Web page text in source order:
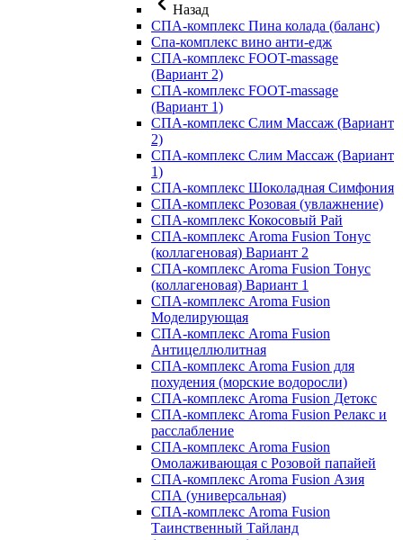
Назад
СПА-комплекс Пина колада (баланс)
Cпа-комплекс вино анти-едж
СПА-комплекс FOOT-massage
(Вариант 2)
СПА-комплекс FOOT-massage
(Вариант 1)
СПА-комплекс Слим Массаж (Вариант
2)
СПА-комплекс Слим Массаж (Вариант
1)
СПА-комплекс Шоколадная Симфония
СПА-комплекс Розовая (увлажнение)
СПА-комплекс Кокосовый Рай
СПА-комплекс Aroma Fusion Тонус
(коллагеновая) Вариант 2
СПА-комплекс Aroma Fusion Тонус
(коллагеновая) Вариант 1
СПА-комплекс Aroma Fusion
Моделирующая
СПА-комплекс Aroma Fusion
Антицеллюлитная
СПА-комплекс Aroma Fusion для
похудения (морские водоросли)
СПА-комплекс Aroma Fusion Детокс
СПА-комплекс Aroma Fusion Релакс и
расслабление
СПА-комплекс Aroma Fusion
Омолаживающая с Розовой папайей
СПА-комплекс Aroma Fusion Азия
СПА (универсальная)
СПА-комплекс Aroma Fusion
Таинственный Тайланд